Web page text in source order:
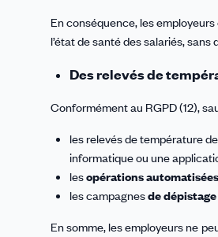
En conséquence, les employeurs
l’état de santé des salariés, sans
Des relevés de
Conformément au RGPD (12),
les relevés de température
informatique ou une
lesopérations
les campagnesde dépistage
En somme, les employeurs ne